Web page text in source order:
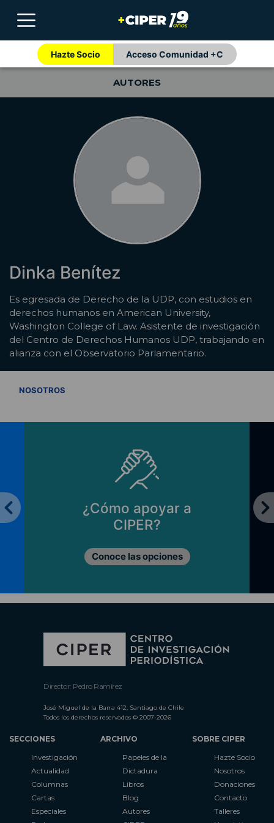
Hazte Socio Acceso Comunidad +C
AUTORES
Dinka Benítez
Es egresada de Derecho de la UDP, con estudios en
derechos humanos en American University,
Washington College of Law. Asistente de investigación
del Centro de Derechos Humanos UDP, trabajando en
alianza con el Observatorio Parlamentario.
NOSOTROS
¿Cómo apoyar a
CIPER?
Conoce las opciones
Director: Pedro Ramírez
José Miguel de la Barra 412, Santiago de Chile
Todos los derechos reservados © 2007-2026
SECCIONES
Investigación
Actualidad
Columnas
Cartas
Especiales
ARCHIVO
Papeles de la
Dictadura
Libros
Blog
Autores
SOBRE CIPER
Hazte Socio
Nosotros
Donaciones
Contacto
Talleres